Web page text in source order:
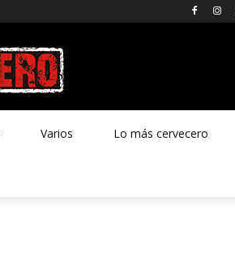
Varios Lo más cervecero